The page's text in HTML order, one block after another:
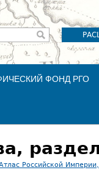
ФОНД РГО
Российской